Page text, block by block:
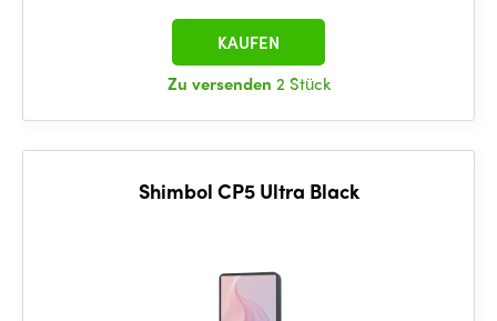
Zu versenden 2 Stück
KAUFEN
Shimbol CP5 Ultra Black